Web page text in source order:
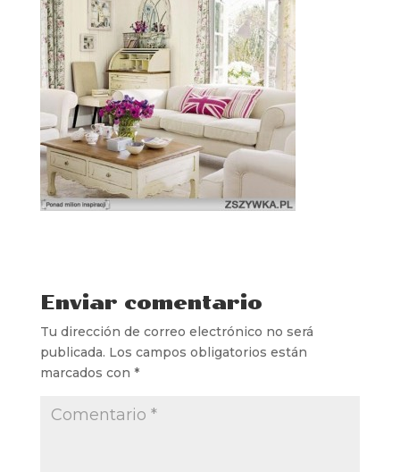
Enviar comentario
Tu dirección de correo electrónico no será
publicada. Los campos obligatorios están
marcados con *